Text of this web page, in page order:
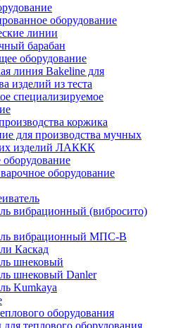
оборудование
линии
барабан
оборудование
линия Bakeline для
изделий из теста
специализируемое
коржика
для производства мучных
изделий ЛАККК
оборудование
вибрационный (вибросито)
вибрационный МПС-В
Каскад
шнековый
шнековый Danler
Kumkaya
оборудования
для теплового оборудования